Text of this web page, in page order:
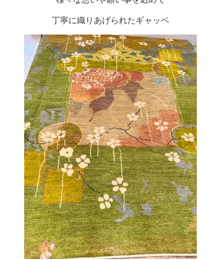
丁寧に織りあげられたギャッベ